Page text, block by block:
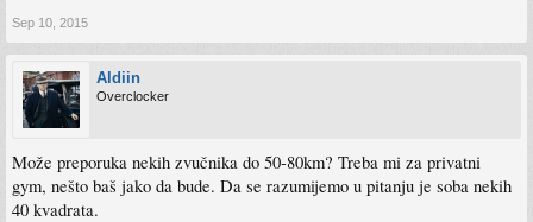
Sep 10, 2015
Aldiin
Overclocker
Može preporuka nekih zvučnika do 50-80km? Treba mi za privatni
gym, nešto baš jako da bude. Da se razumijemo u pitanju je soba nekih
40 kvadrata.